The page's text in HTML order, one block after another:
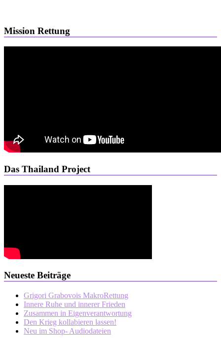
Mission Rettung
Das Thailand Project
Neueste Beiträge
Grigori Grabovois MakroRettung
Innere Ruhe und innerer Frieden
Zusammen in Eigenverantwortung
Den Krieg kollabieren lassen!
Neu im Shop- Audiodateien